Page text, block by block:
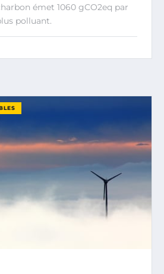
émet 1060 gCO2eq par
polluant.